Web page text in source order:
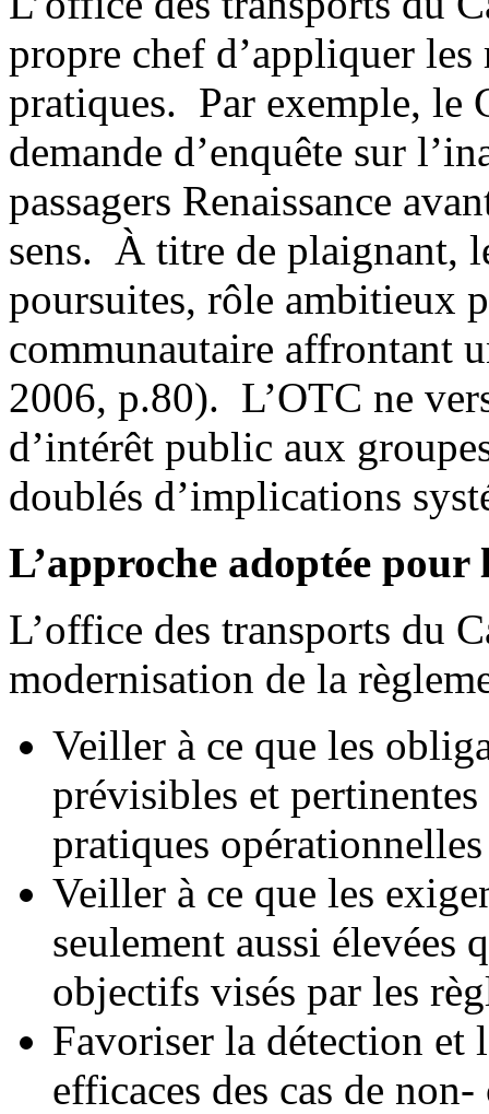
propre chef d’appliquer les
pratiques. Par exemple, le
demande d’enquête sur
passagers Renaissance
sens. À titre de plaignant,
poursuites, rôle ambitieux
communautaire affrontant
2006, p.80). L’OTC ne
d’intérêt public aux
doublés d’implications
L’approche adoptée
L’office des transports du
modernisation de la
Veiller à ce que les
prévisibles et
pratiques
Veiller à ce que les
seulement aussi élevées
objectifs visés par les
Favoriser la détection et
efficaces des cas de